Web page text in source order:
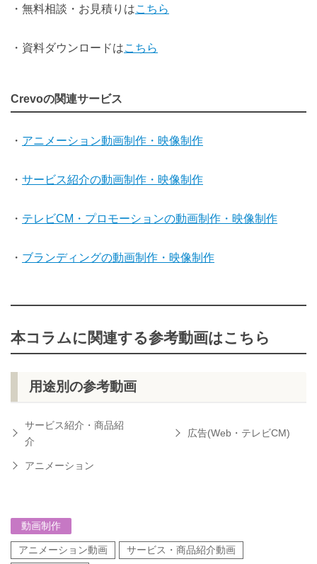
・無料相談・お見積りはこちら
・資料ダウンロードはこちら
Crevoの関連サービス
・ アニメーション動画制作・映像制作
・ サービス紹介の動画制作・映像制作
・ テレビCM・プロモーションの動画制作・映像制作
・ ブランディングの動画制作・映像制作
本コラムに関連する参考動画はこちら
用途別の参考動画
サービス紹介・商品紹
介
広告(Web・テレビCM)
アニメーション
動画制作
アニメーション動画
サービス・商品紹介動画